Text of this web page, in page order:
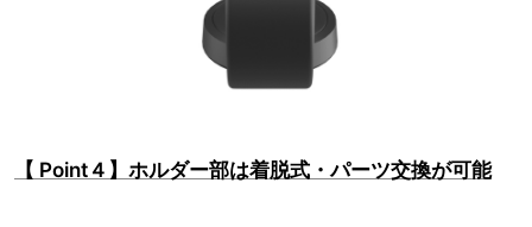
【 Point４】ホルダー部は着脱式・パーツ交換が可能